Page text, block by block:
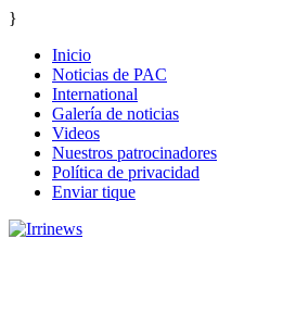
}
Inicio
Noticias de PAC
International
Galería de noticias
Videos
Nuestros patrocinadores
Política de privacidad
Enviar tique